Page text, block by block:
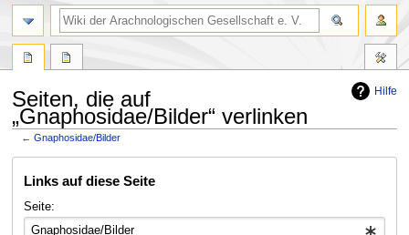
Hilfe
Seiten, die auf
„Gnaphosidae/Bilder“ verlinken
←Gnaphosidae/Bilder
Navigation
Suche
Links auf diese Seite
Seite: